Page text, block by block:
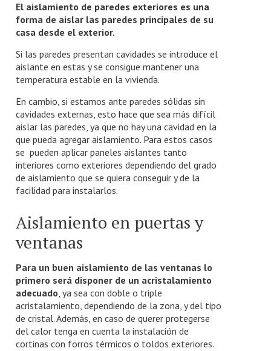
El aislamiento de paredes exteriores es una
forma de aislar las paredes principales de su
casa desde el exterior.
Si las paredes presentan cavidades se introduce el
aislante en estas y se consigue mantener una
temperatura estable en la vivienda.
En cambio, si estamos ante paredes sólidas sin
cavidades externas, esto hace que sea más difícil
aislar las paredes, ya que no hay una cavidad en la
que pueda agregar aislamiento. Para estos casos
se pueden aplicar paneles aislantes tanto
interiores como exteriores dependiendo del grado
de aislamiento que se quiera conseguir y de la
facilidad para instalarlos.
Aislamiento en puertas y
ventanas
Para un buen aislamiento de las ventanas lo
primero será disponer de un acristalamiento
adecuado, ya sea con doble o triple
acristalamiento, dependiendo de la zona, y del tipo
de cristal. Además, en caso de querer protegerse
del calor tenga en cuenta la instalación de
cortinas con forros térmicos o toldos exteriores.